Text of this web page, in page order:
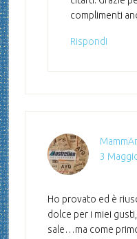
complimenti
Rispondi
3
Ho provato ed è
dolce per i miei
sale…ma come